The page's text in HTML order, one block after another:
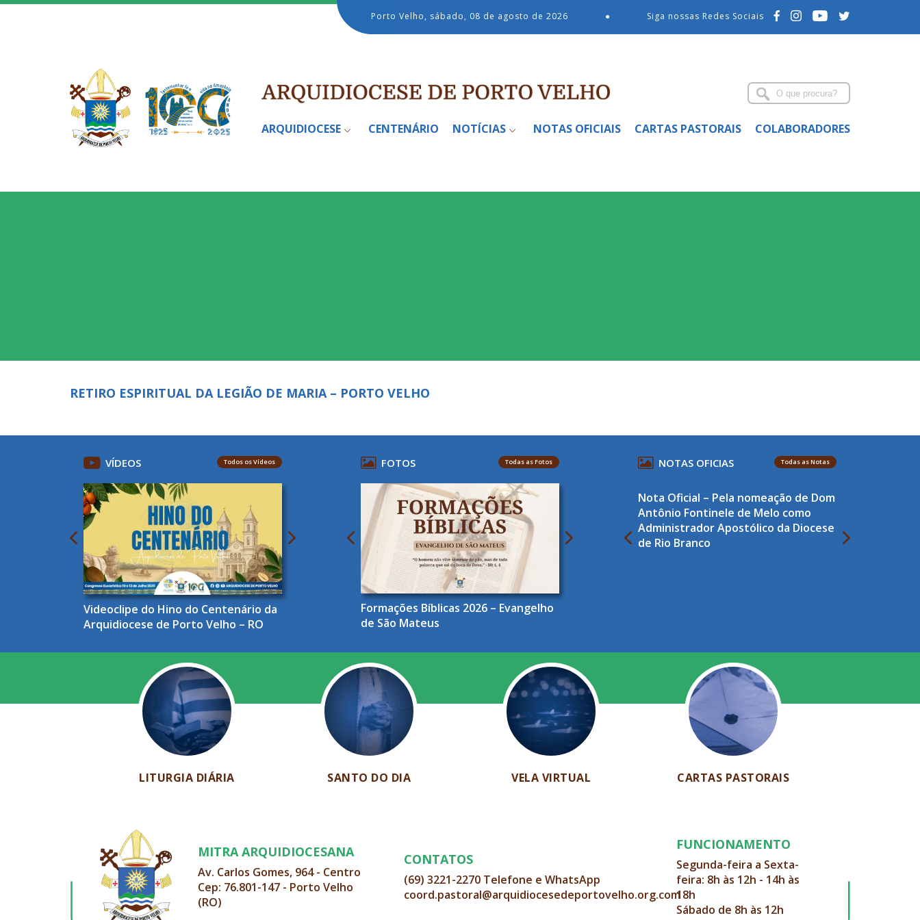
Porto Velho, sábado, 08 de agosto de 2026 ● Siga nossas Redes Sociais
ARQUIDIOCESE CENTENÁRIO NOTÍCIAS NOTAS OFICIAIS CARTAS PASTORAIS COLABORADORES
RETIRO ESPIRITUAL DA LEGIÃO DE MARIA – PORTO VELHO
VÍDEOS Todos os Vídeos
Videoclipe do Hino do Centenário da
Arquidiocese de Porto Velho – RO
FOTOS Todas as Fotos
Formações Bíblicas 2026 – Evangelho
de São Mateus
NOTAS OFICIAS Todas as Notas
Nota Oficial – Pela nomeação de Dom
Antônio Fontinele de Melo como
Administrador Apostólico da Diocese
de Rio Branco
LITURGIA DIÁRIA SANTO DO DIA VELA VIRTUAL CARTAS PASTORAIS
MITRA ARQUIDIOCESANA
Av. Carlos Gomes, 964 - Centro
Cep: 76.801-147 - Porto Velho
(RO)
CONTATOS
(69) 3221-2270 Telefone e WhatsApp
coord.pastoral@arquidiocesedeportovelho.org.com
FUNCIONAMENTO
Segunda-feira a Sexta-
feira: 8h às 12h - 14h às
18h
Sábado de 8h às 12h